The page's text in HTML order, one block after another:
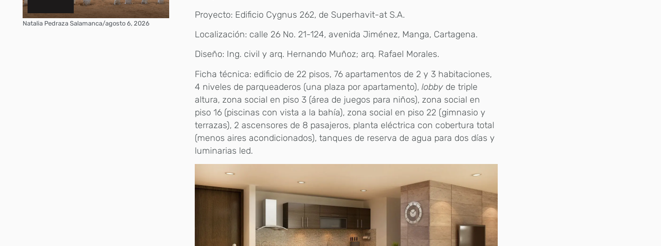
Natalia Pedraza Salamanca/agosto 6, 2026
Proyecto: Edificio Cygnus 262, de Superhavit-at S.A.
Localización: calle 26 No. 21-124, avenida Jiménez, Manga, Cartagena.
Diseño: Ing. civil y arq. Hernando Muñoz; arq. Rafael Morales.
Ficha técnica: edificio de 22 pisos, 76 apartamentos de 2 y 3 habitaciones,
4 niveles de parqueaderos (una plaza por apartamento),lobby de triple
altura, zona social en piso 3 (área de juegos para niños), zona social en
piso 16 (piscinas con vista a la bahía), zona social en piso 22 (gimnasio y
terrazas), 2 ascensores de 8 pasajeros, planta eléctrica con cobertura total
(menos aires acondicionados), tanques de reserva de agua para dos días y
luminarias led.